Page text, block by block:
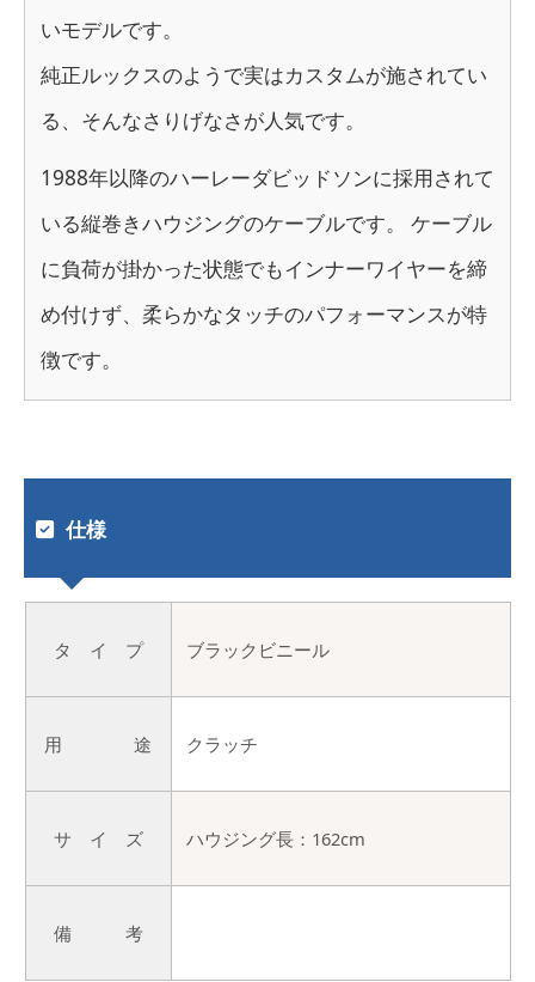
いモデルです。
純正ルックスのようで実はカスタムが施されてい
る、そんなさりげなさが人気です。
1988年以降のハーレーダビッドソンに採用されて
いる縦巻きハウジングのケーブルです。 ケーブル
に負荷が掛かった状態でもインナーワイヤーを締
め付けず、柔らかなタッチのパフォーマンスが特
徴です。
仕様
タ イ プ ブラックビニール
用 途 クラッチ
サ イ ズ ハウジング長：162cm
備 考